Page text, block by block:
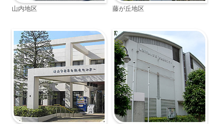
山内地区 藤が丘地区